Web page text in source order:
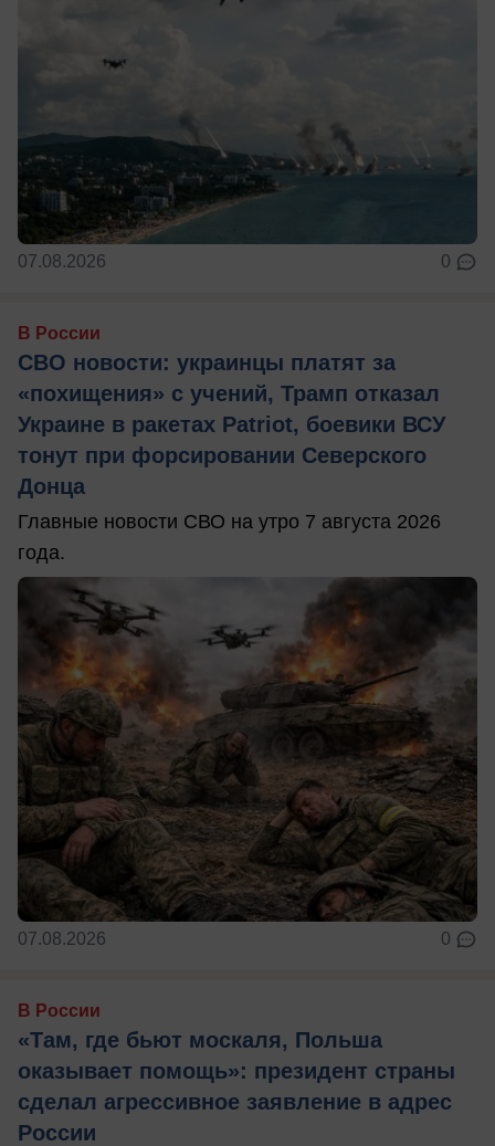
07.08.2026 0
В России
СВО новости: украинцы платят за
«похищения» с учений, Трамп отказал
Украине в ракетах Patriot, боевики ВСУ
тонут при форсировании Северского
Донца
Главные новости СВО на утро 7 августа 2026
года.
07.08.2026 0
В России
«Там, где бьют москаля, Польша
оказывает помощь»: президент страны
сделал агрессивное заявление в адрес
России